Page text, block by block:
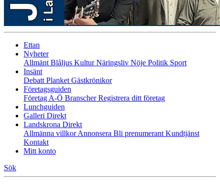
Ettan
Nyheter
Allmänt Blåljus KulturNäringsliv Nöje Politik Sport
Insänt
Debatt Planket Gästkrönikor
Företagsguiden
Företag A-Ö BranscherRegistrera ditt företag
Lunchguiden
Galleri Direkt
Landskrona Direkt
Allmänna villkorAnnonsera Bli prenumerant Kundtjänst
Kontakt
Mitt konto
Sök